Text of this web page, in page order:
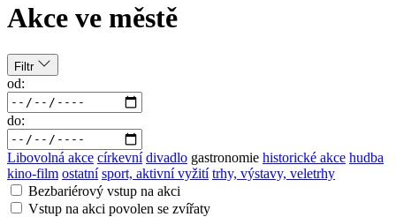
Akce ve městě
Filtr
od:
do:
Libovolná akce církevní divadlo gastronomie historické akce hudba
kino-film ostatní sport, aktivní vyžití trhy, výstavy, veletrhy
Bezbariérový vstup na akci
Vstup na akci povolen se zvířaty